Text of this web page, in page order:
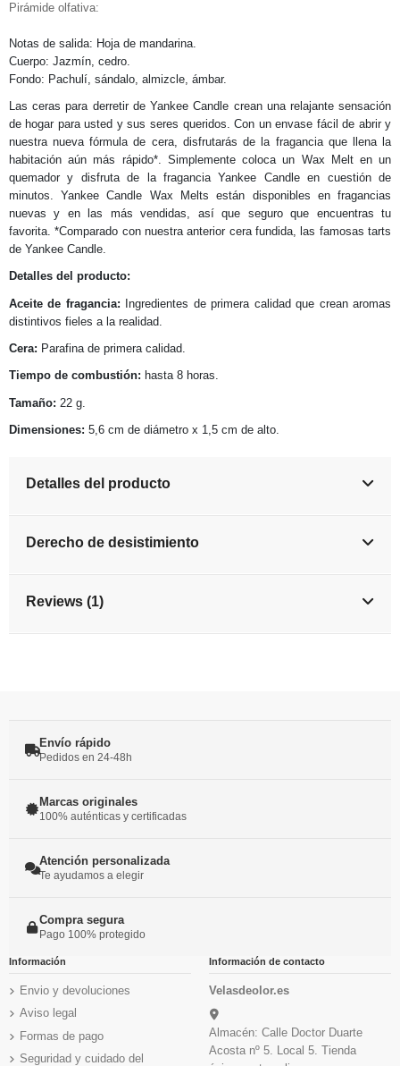
Pirámide olfativa:
Notas de salida: Hoja de mandarina.
Cuerpo: Jazmín, cedro.
Fondo: Pachulí, sándalo, almizcle, ámbar.
Las ceras para derretir de Yankee Candle crean una relajante sensación
de hogar para usted y sus seres queridos. Con un envase fácil de abrir y
nuestra nueva fórmula de cera, disfrutarás de la fragancia que llena la
habitación aún más rápido*. Simplemente coloca un Wax Melt en un
quemador y disfruta de la fragancia Yankee Candle en cuestión de
minutos. Yankee Candle Wax Melts están disponibles en fragancias
nuevas y en las más vendidas, así que seguro que encuentras tu
favorita. *Comparado con nuestra anterior cera fundida, las famosas tarts
de Yankee Candle.
Detalles del producto:
Aceite de fragancia: Ingredientes de primera calidad que crean aromas
distintivos fieles a la realidad.
Cera: Parafina de primera calidad.
Tiempo de combustión: hasta 8 horas.
Tamaño: 22g.
Dimensiones: 5,6 cm de diámetro x 1,5 cm de alto.
Detalles del producto
Derecho de desistimiento
Reviews (1)
Envío rápido
Pedidos en 24-48h
Marcas originales
100% auténticas y certificadas
Atención personalizada
Te ayudamos a elegir
Compra segura
Pago 100% protegido
Información
Envio y devoluciones
Aviso legal
Formas de pago
Seguridad y cuidado del
Información de contacto
Velasdeolor.es
Almacén: Calle Doctor Duarte
Acosta nº 5. Local 5. Tienda